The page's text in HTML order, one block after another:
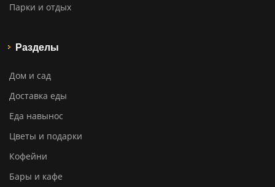
Парки и отдых
Разделы
Дом и сад
Доставка еды
Еда навынос
Цветы и подарки
Кофейни
Бары и кафе